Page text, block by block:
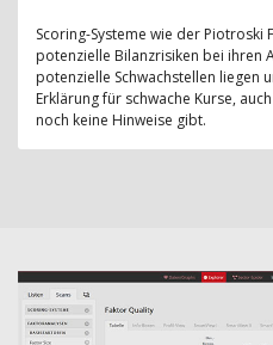
Scoring-Systeme wie der Piotroski
potenzielle Bilanzrisiken bei ihren
potenzielle Schwachstellen liegen
Erklärung für schwache Kurse,
noch keine Hinweise gibt.